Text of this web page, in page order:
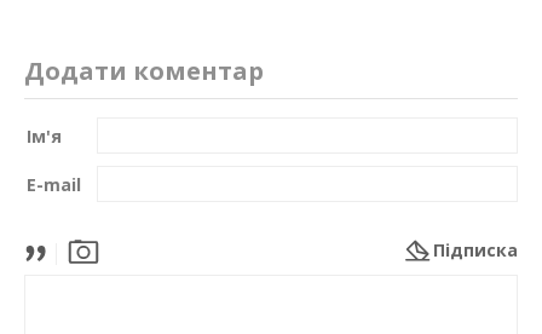
Додати коментар
Ім'я
E-mail
Підписка